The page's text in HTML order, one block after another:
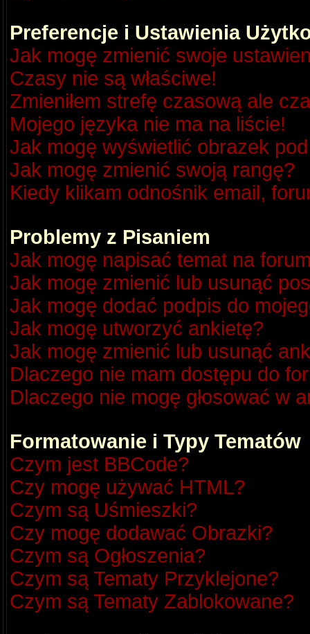
Preferencje i Ustawienia
Jak mogę zmienić swoje
Czasy nie są właściwe!
Zmieniłem strefę czasową ale
Mojego języka nie ma na liście!
Jak mogę wyświetlić obrazek
Jak mogę zmienić swoją rangę?
Kiedy klikam odnośnik email,
Problemy z Pisaniem
Jak mogę napisać temat na
Jak mogę zmienić lub usunąć
Jak mogę dodać podpis do
Jak mogę utworzyć ankietę?
Jak mogę zmienić lub usunąć
Dlaczego nie mam dostępu do
Dlaczego nie mogę głosować w
Formatowanie i Typy Tematów
Czym jest BBCode?
Czy mogę używać HTML?
Czym są Uśmieszki?
Czy mogę dodawać Obrazki?
Czym są Ogłoszenia?
Czym są Tematy Przyklejone?
Czym są Tematy Zablokowane?